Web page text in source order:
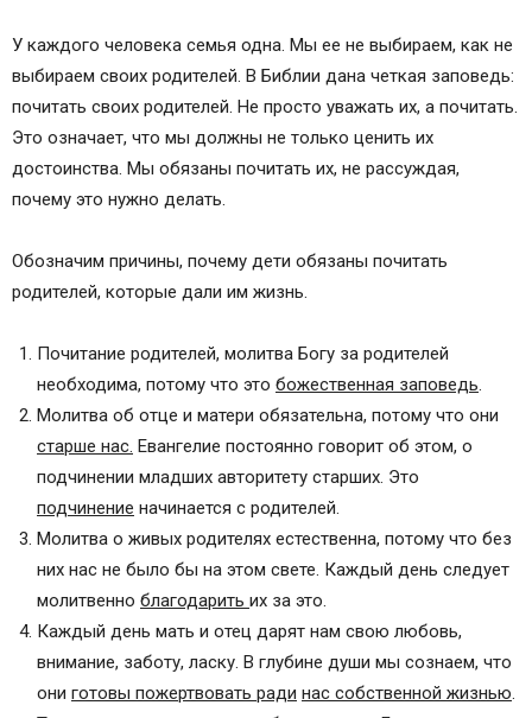
У каждого человека семья одна. Мы ее не выбираем, как не
выбираем своих родителей. В Библии дана четкая заповедь:
почитать своих родителей. Не просто уважать их, а почитать.
Это означает, что мы должны не только ценить их
достоинства. Мы обязаны почитать их, не рассуждая,
почему это нужно делать.
Обозначим причины, почему дети обязаны почитать
родителей, которые дали им жизнь.
Почитание родителей, молитва Богу за родителей
необходима, потому что это божественная заповедь.
Молитва об отце и матери обязательна, потому что они
старше нас. Евангелие постоянно говорит об этом, о
подчинении младших авторитету старших. Это
подчинение начинается с родителей.
Молитва о живых родителях естественна, потому что без
них нас не было бы на этом свете. Каждый день следует
молитвенно благодарить их за это.
Каждый день мать и отец дарят нам свою любовь,
внимание, заботу, ласку. В глубине души мы сознаем, что
они готовы пожертвовать ради нас собственной жизнью.